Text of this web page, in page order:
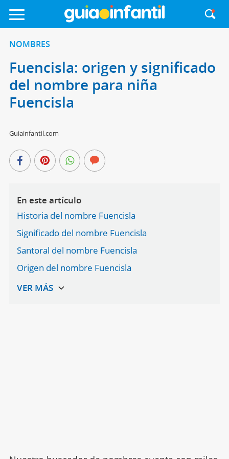
NOMBRES
Fuencisla: origen y significado
del nombre para niña
Fuencisla
Guiainfantil.com
En este artículo
Historia del nombre Fuencisla
Significado del nombre Fuencisla
Santoral del nombre Fuencisla
Origen del nombre Fuencisla